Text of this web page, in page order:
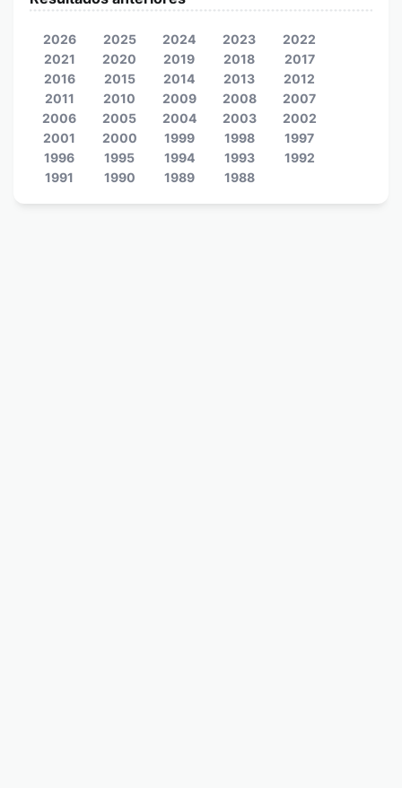
2026 2025 2024 2023
2022
2021
2020 2019 2018
2017
2016
2015 2014 2013
2012
2011
2010 2009 2008
2007
2006
2005 2004 2003
2002
2001
2000 1999 1998
1997
1996
1995 1994 1993
1992
1991
1990 1989 1988